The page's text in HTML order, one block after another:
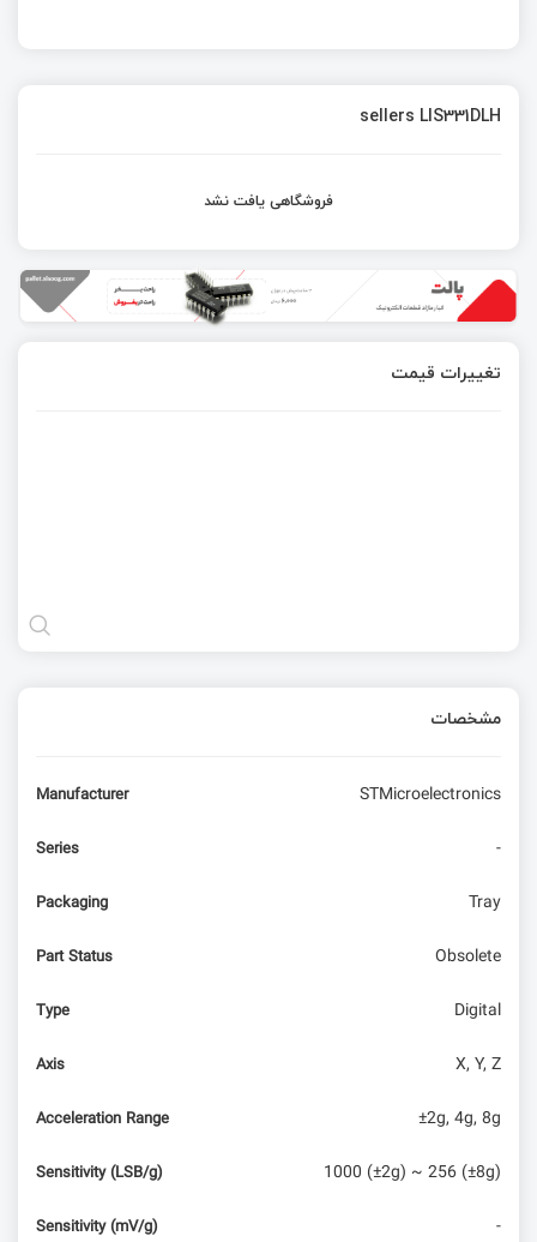
sellers LIS331DLH
فروشگاهی یافت نشد
تغییرات قیمت
مشخصات
Manufacturer STMicroelectronics
Series -
Packaging Tray
Part Status Obsolete
Type Digital
Axis X, Y, Z
Acceleration Range ±2g, 4g, 8g
Sensitivity (LSB/g) 1000 (±2g) ~ 256 (±8g)
Sensitivity (mV/g) -